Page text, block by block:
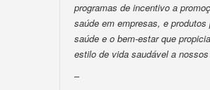
programas de incentivo a
saúde em empresas, e produtos
saúde e o bem-estar que
estilo de vida saudável a
–